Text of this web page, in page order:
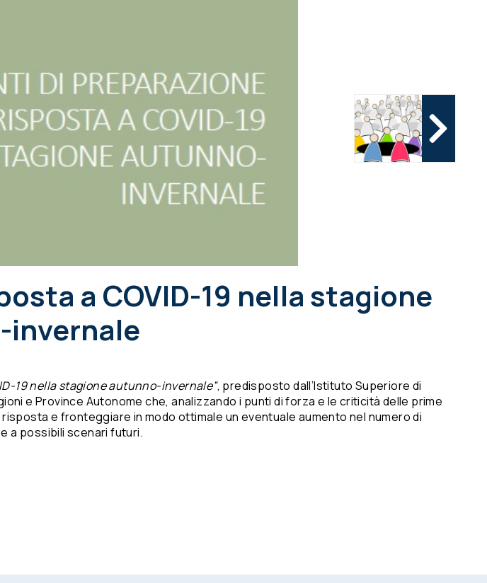
a COVID-19 nella stagione
19 nella stagione autunno-invernale”, predisposto dall’Istituto Superiore di
e Province Autonome che, analizzando i punti di forza e le criticità delle prime
e fronteggiare in modo ottimale un eventuale aumento nel numero di
a possibili scenari futuri.